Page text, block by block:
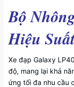
Bộ
Hiệu
Xe đạp Galaxy
độ, mang lại khả
ứng tối đa nhu cầu